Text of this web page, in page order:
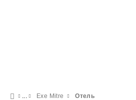
Exe Mitre Отель